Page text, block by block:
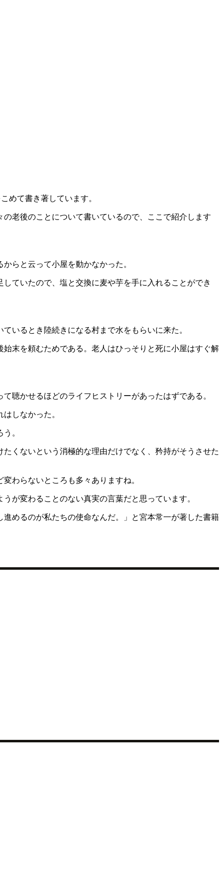
めて書き著しています。
老後のことについて書いているので、ここで紹介します
らと云って小屋を動かなかった。
ていたので、塩と交換に麦や芋を手に入れることができ
いるとき陸続きになる村まで水をもらいに来た。
末を頼むためである。老人はひっそりと死に小屋はすぐ解
聴かせるほどのライフヒストリーがあったはずである。
しなかった。
。
くないという消極的な理由だけでなく、矜持がそうさせた
わらないところも多々ありますね。
が変わることのない真実の言葉だと思っています。
めるのが私たちの使命なんだ。」と宮本常一が著した書籍